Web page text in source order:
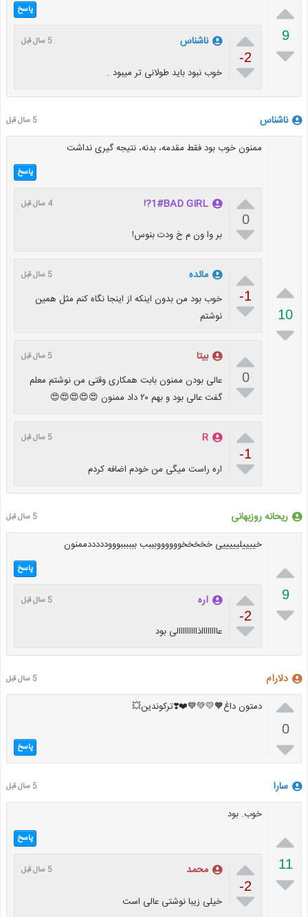

9

پاسخ

-2

ناشناس 5 سال قبل
خوب نبود باید طولانی تر میبود .
ناشناس 5 سال قبل

10

ممنون خوب بود فقط مقدمه، بدنه، نتیجه گیری نداشت
پاسخ

0

1#BAD GIRL?! 4 سال قبل
بر وا ون م خ ودت بنوس!

-1

مائده 5 سال قبل
خوب بود من بدون اینکه از اینجا نگاه کنم مثل همین
نوشتم

0

بیتا 5 سال قبل
عالی بودن ممنون بابت همکاری وقتی من نوشتم معلم
گفت عالی بود و بهم ۲۰ داد ممنون 😍😍😍😍😍

-1

R 5 سال قبل
اره راست میگی من خودم اضافه کردم
ریحانه روزبهانی 5 سال قبل

9

خییییلیییییی خخخخخووووووبببب ببببببووودددددممنون
پاسخ

-2

اره 5 سال قبل
عااااااااذااااااااالی بود
دلارام 5 سال قبل

0

دمتون داغ🧡💛💚💙❤️❣️ترکوندین💥
پاسخ
سارا 5 سال قبل

11

خوب. بود
پاسخ

-2

محمد 5 سال قبل
خیلی زیبا نوشتی عالی است